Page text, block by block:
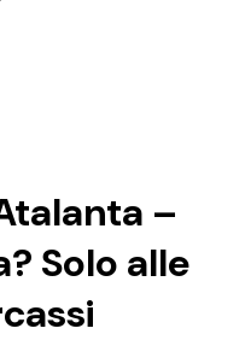
–
Solo alle